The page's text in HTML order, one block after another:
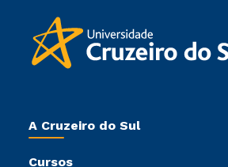
A Cruzeiro do Sul
Cursos